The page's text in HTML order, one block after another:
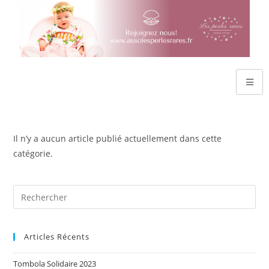
Il n’y a aucun article publié actuellement dans cette
catégorie.
Articles Récents
Tombola Solidaire 2023